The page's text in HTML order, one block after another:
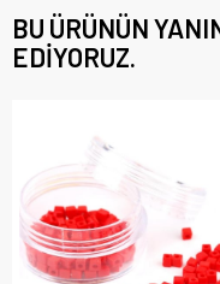
BU ÜRÜNÜN
EDIYORUZ.